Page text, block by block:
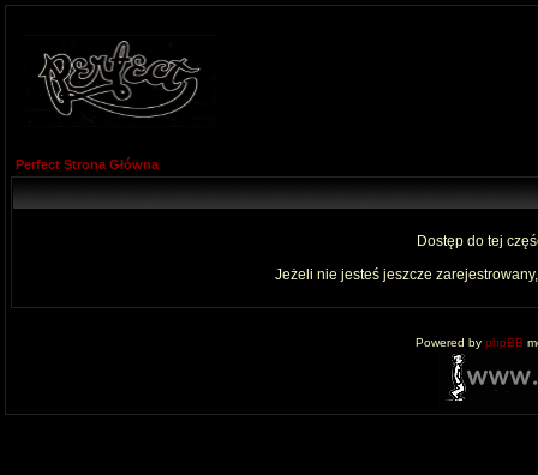
Perfect Strona Główna
Dostęp do tej
Jeżeli nie jesteś jeszcze
Powered by phpBB